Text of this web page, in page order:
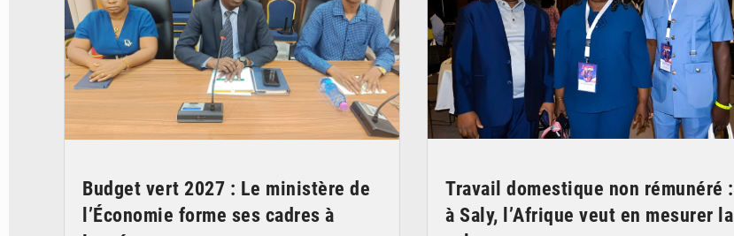
Budget vert 2027 : Le ministère de
l’Économie forme ses cadres à
Travail domestique non rémunéré :
à Saly, l’Afrique veut en mesurer la